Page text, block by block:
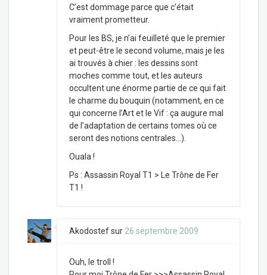
C’est dommage parce que c’était
vraiment prometteur.
Pour les BS, je n’ai feuilleté que le premier
et peut-être le second volume, mais je les
ai trouvés à chier : les dessins sont
moches comme tout, et les auteurs
occultent une énorme partie de ce qui fait
le charme du bouquin (notamment, en ce
qui concerne l’Art et le Vif : ça augure mal
de l’adaptation de certains tomes où ce
seront des notions centrales…).
Ouala !
Ps : Assassin Royal T1 > Le Trône de Fer
T1 !
Akodostefsur 26 septembre 2009
Ouh, le troll !